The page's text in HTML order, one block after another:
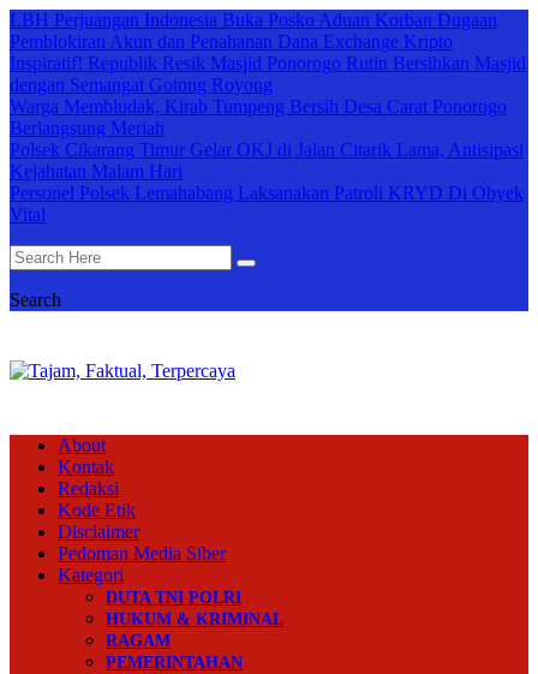
LBH Perjuangan Indonesia Buka Posko Aduan Korban Dugaan
Pemblokiran Akun dan Penahanan Dana Exchange Kripto
Inspiratif! Republik Resik Masjid Ponorogo Rutin Bersihkan Masjid
dengan Semangat Gotong Royong
Warga Membludak, Kirab Tumpeng Bersih Desa Carat Ponorogo
Berlangsung Meriah
Polsek Cikarang Timur Gelar OKJ di Jalan Citarik Lama, Antisipasi
Kejahatan Malam Hari
Personel Polsek Lemahabang Laksanakan Patroli KRYD Di Obyek
Vital
Search
About
Kontak
Redaksi
Kode Etik
Disclaimer
Pedoman Media Siber
Kategori
DUTA TNI POLRI
HUKUM & KRIMINAL
RAGAM
PEMERINTAHAN